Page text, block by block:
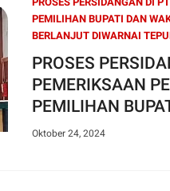
PEMILIHAN BUPATI DAN
BERLANJUT DIWARNAI
PROSES
PEMERIKSAAN
PEMILIHAN
KABUPATEN
Oktober 24, 2024